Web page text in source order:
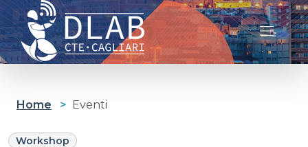
Cagliari D-lab
Home > Eventi
Workshop